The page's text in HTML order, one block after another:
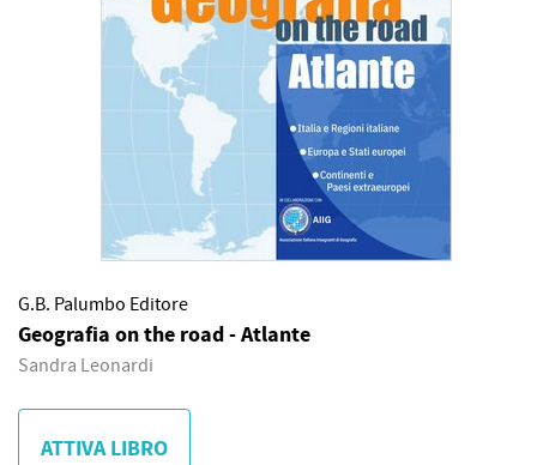
G.B. Palumbo Editore
Geografia on the road - Atlante
Sandra Leonardi
ATTIVA LIBRO